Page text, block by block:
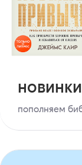
пополняем